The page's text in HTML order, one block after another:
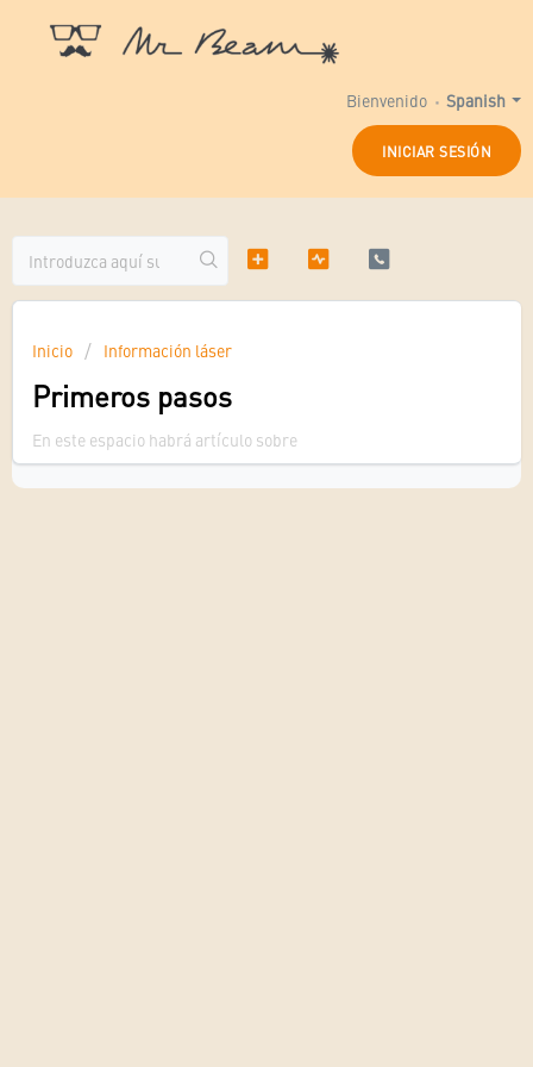
Spanish
Bienvenido
INICIAR SESIÓN
Inicio Información láser
Primeros pasos
En este espacio habrá artículo sobre